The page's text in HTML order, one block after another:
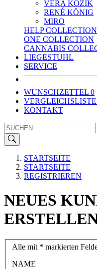
VERA KOZIK
RENÉ KÖNIG
MIRO
HELP COLLECTION
ONE COLLECTION
CANNABIS
LIEGESTUHL
SERVICE
WUNSCHZETTEL 0
VERGLEICHSLISTE
KONTAKT
STARTSEITE
STARTSEITE
REGISTRIEREN
NEUES
Alle mit * markierten
NAME